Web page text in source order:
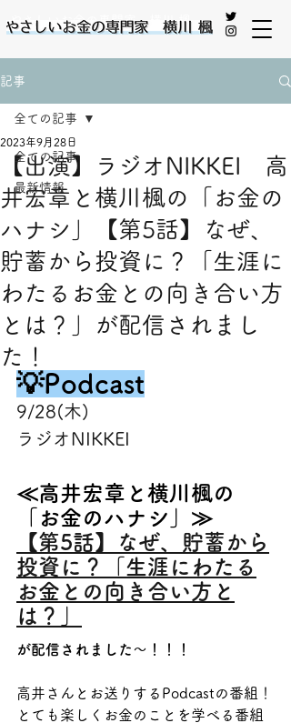
やさしいお金の専門家 横川 楓
記事
全ての記事
最新情報
全ての記事
【出演】ラジオNIKKEI 高
井宏章と横川楓の「お金の
ハナシ」【第5話】なぜ、
貯蓄から投資に？「生涯に
わたるお金との向き合い方
とは？」が配信されまし
た！
2023年9月28日
💡Podcast
9/28(木)
ラジオNIKKEI
≪高井宏章と横川楓の
「お金のハナシ」≫
【第5話】なぜ、貯蓄から
投資に？「生涯にわたる
お金との向き合い方と
は？」
が配信されました～！！！
高井さんとお送りするPodcastの番組！
とても楽しくお金のことを学べる番組